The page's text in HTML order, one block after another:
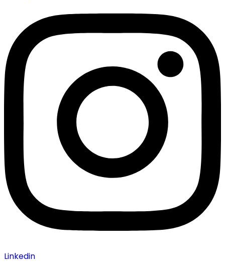
Linkedin